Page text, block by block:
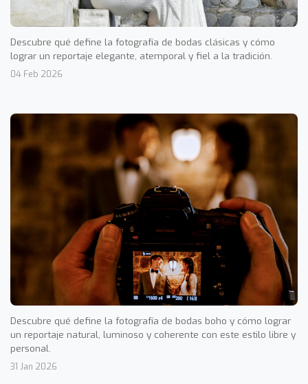
Descubre qué define la fotografía de bodas clásicas y cómo
lograr un reportaje elegante, atemporal y fiel a la tradición.
04 Feb 2026
Descubre qué define la fotografía de bodas boho y cómo lograr
un reportaje natural, luminoso y coherente con este estilo libre y
personal.
31 Jan 2026